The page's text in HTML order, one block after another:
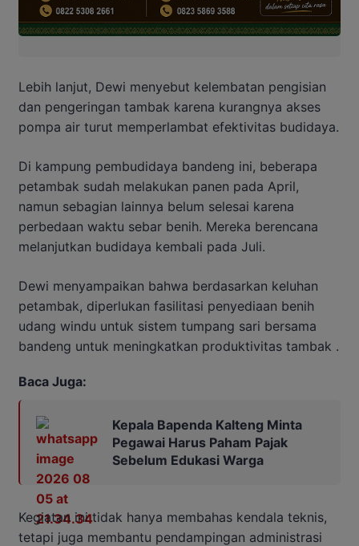
Lebih lanjut, Dewi menyebut kelembatan pengisian
dan pengeringan tambak karena kurangnya akses
pompa air turut memperlambat efektivitas budidaya.
Di kampung pembudidaya bandeng ini, beberapa
petambak sudah melakukan panen pada April,
namun sebagian lainnya belum selesai karena
perbedaan waktu sebar benih. Mereka berencana
melanjutkan budidaya kembali pada Juli.
Dewi menyampaikan bahwa berdasarkan keluhan
petambak, diperlukan fasilitasi penyediaan benih
udang windu untuk sistem tumpang sari bersama
bandeng untuk meningkatkan produktivitas tambak .
Baca Juga:
Kepala Bapenda Kalteng Minta
Pegawai Harus Paham Pajak
Sebelum Edukasi Warga
Kegiatan ini tidak hanya membahas kendala teknis,
tetapi juga membantu pendampingan administrasi